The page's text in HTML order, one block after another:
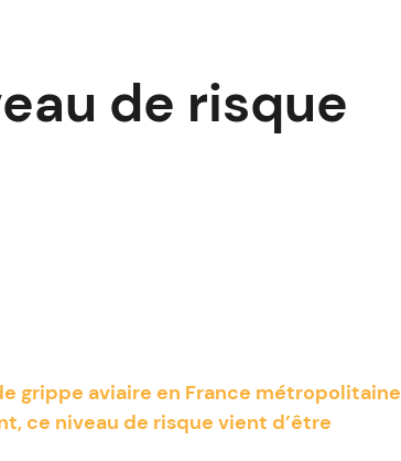
de risque
grippe aviaire en France métropolitaine
ce niveau de risque vient d’être